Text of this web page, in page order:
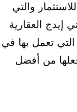
والتي
إيدج العقارية
التي تعمل بها في
من أفضل